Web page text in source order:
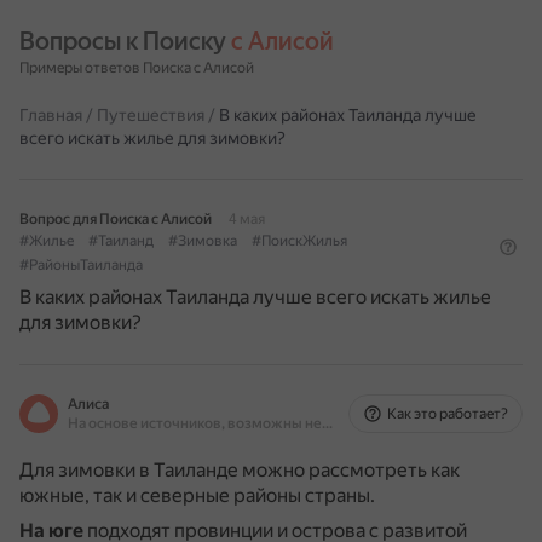
Вопросы к Поиску с Алисой
Примеры ответов Поиска с Алисой
Главная / Путешествия / В каких районах Таиланда лучше
всего искать жилье для зимовки?
Вопрос для Поиска с Алисой
4 мая
#Жилье
#Таиланд #Зимовка
#ПоискЖилья
#РайоныТаиланда
В каких районах Таиланда лучше всего искать жилье
для зимовки?
Алиса
На основе источников, возможны неточности
Как это работает?
Для зимовки в Таиланде можно рассмотреть как
южные, так и северные районы страны.
На юге подходят провинции и острова с развитой